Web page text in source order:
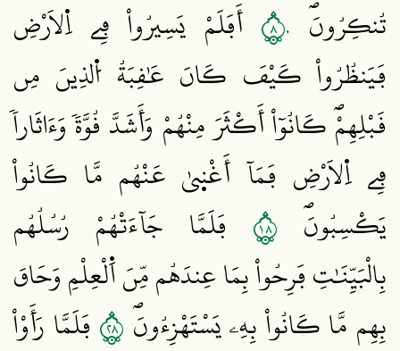
تُنكِرُونَۖ ٨٠ أَفَلَمْ يَسِيرُواْ فِے اِ۬لَارْضِ
فَيَنظُرُواْ كَيْفَ كَانَ عَٰقِبَةُ اُ۬لذِينَ مِن
قَبْلِهِمْۖ كَانُوٓاْ أَكْثَرَ مِنْهُمْ وَأَشَدَّ قُوَّةٗ وَءَاثَاراٗ
فِے اِ۬لَارْضِ فَمَآ أَغْن۪يٰ عَنْهُم مَّا كَانُواْ
يَكْسِبُونَۖ ٨١ فَلَمَّا جَآءَتْهُمْ رُسُلُهُم
بِالْبَيِّنَٰتِ فَرِحُواْ بِمَا عِندَهُم مِّنَ اَ۬لْعِلْمِ وَحَاقَ
بِهِم مَّا كَانُواْ بِهِۦ يَسْتَهْزِءُونَۖ٨٢ فَلَمَّا رَأَوْاْ